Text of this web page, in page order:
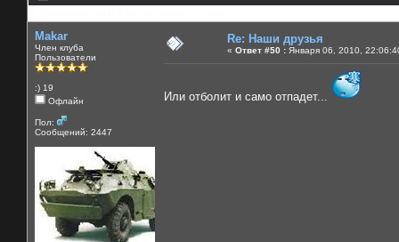
Makar
Член клуба
Пользователи
:) 19
Офлайн
Пол:
Сообщений: 2447
Re: Наши друзья
« Ответ #50 : Января 06, 2010,
Или отболит и само отпадет...